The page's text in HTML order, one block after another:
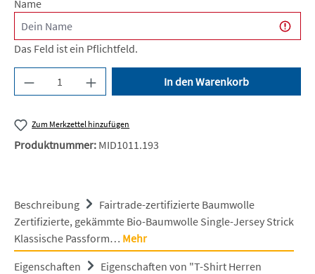
Name
Das Feld ist ein Pflichtfeld.
Produkt Anzahl: Gib den gewünschten Wert
In den Warenkorb
Zum Merkzettel hinzufügen
Produktnummer: MID1011.193
Beschreibung
Fairtrade-zertifizierte Baumwolle
Zertifizierte, gekämmte Bio-Baumwolle Single-Jersey Strick
Klassische Passform… Mehr
Eigenschaften
Eigenschaften von "T-Shirt Herren